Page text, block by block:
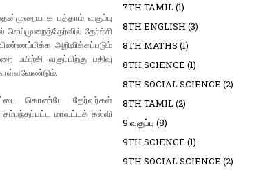
பத்தாம் வகுப்பு
செய்முறைத்தேர்வில் தேர்ச்சி
அறிவிக்கப்படும்
வகுப்பிற்கு பதிவு
கொண்டே தேர்வர்கள்
சம்பந்தப்பட்ட மாவட்டக் கல்வி
7TH TAMIL(1)
8TH ENGLISH (3)
8TH MATHS (1)
8TH SCIENCE (1)
8TH SOCIAL SCIENCE (2)
8TH TAMIL(2)
9 வகுப்பு (8)
9TH SCIENCE (1)
9TH SOCIAL SCIENCE (2)